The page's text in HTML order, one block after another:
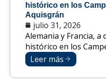
histórico en los
Aquisgrán
julio 31, 2026
Alemania y Francia, a
histórico en los
Leer más